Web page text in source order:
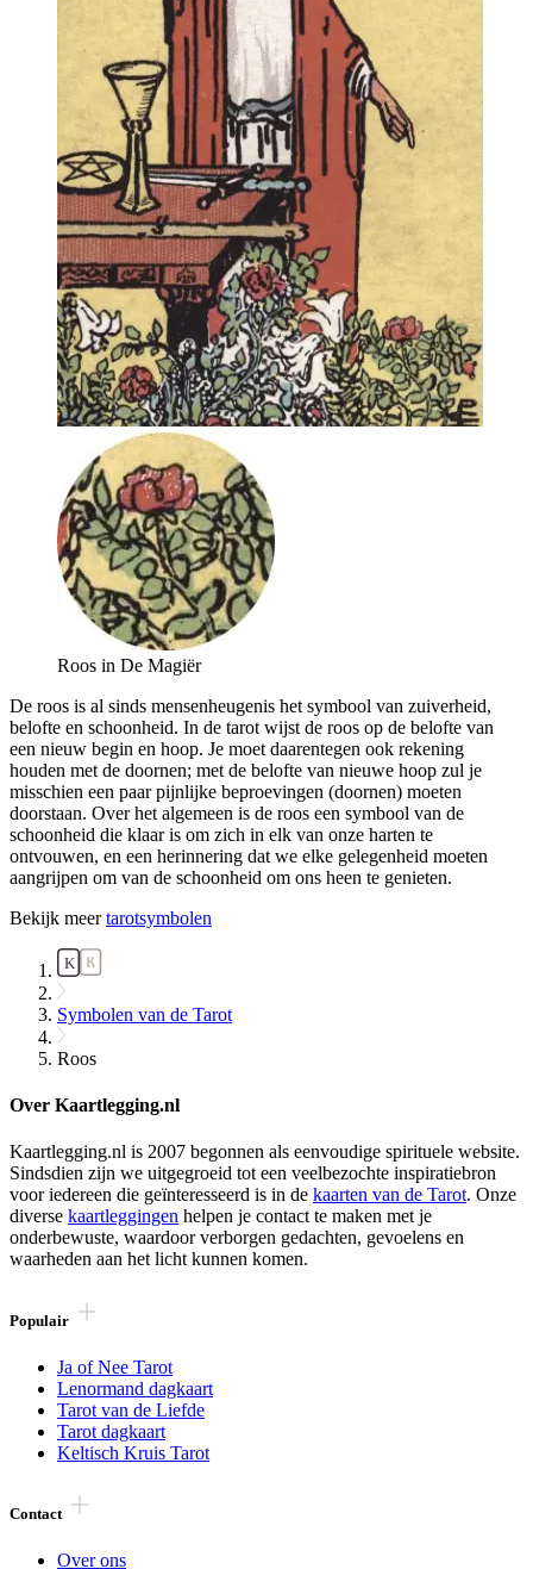
Roos in De Magiër
De roos is al sinds mensenheugenis het symbool van zuiverheid,
belofte en schoonheid. In de tarot wijst de roos op de belofte van
een nieuw begin en hoop. Je moet daarentegen ook rekening
houden met de doornen; met de belofte van nieuwe hoop zul je
misschien een paar pijnlijke beproevingen (doornen) moeten
doorstaan. Over het algemeen is de roos een symbool van de
schoonheid die klaar is om zich in elk van onze harten te
ontvouwen, en een herinnering dat we elke gelegenheid moeten
aangrijpen om van de schoonheid om ons heen te genieten.
Bekijk meertarotsymbolen
Symbolen van de Tarot
Roos
Over Kaartlegging.nl
Kaartlegging.nl is 2007 begonnen als eenvoudige spirituele website.
Sindsdien zijn we uitgegroeid tot een veelbezochte inspiratiebron
voor iedereen die geïnteresseerd is in de kaarten van de Tarot. Onze
diverse kaartleggingen helpen je contact te maken met je
onderbewuste, waardoor verborgen gedachten, gevoelens en
waarheden aan het licht kunnen komen.
Populair
Ja of Nee Tarot
Lenormand dagkaart
Tarot van de Liefde
Tarot dagkaart
Keltisch Kruis Tarot
Contact
Over ons